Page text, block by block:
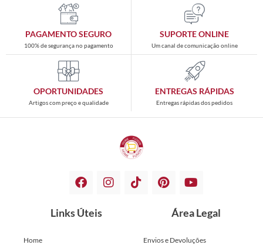
PAGAMENTO SEGURO
100% de segurança no pagamento
SUPORTE ONLINE
Um canal de comunicação online
OPORTUNIDADES
Artigos com preço e qualidade
ENTREGAS RÁPIDAS
Entregas rápidas dos pedidos
Links Úteis
Home
Área Legal
Envios e Devoluções